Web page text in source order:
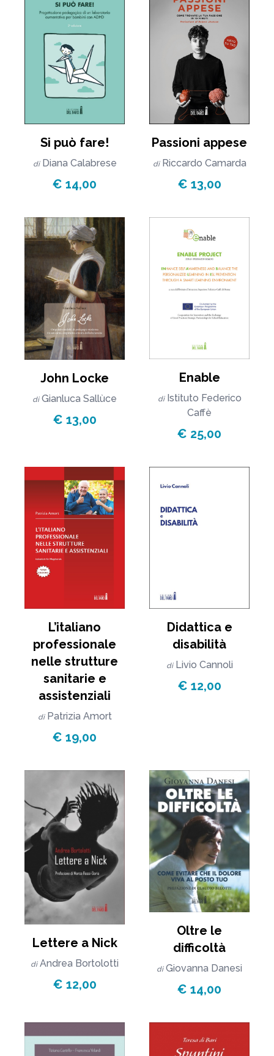
Si può fare!
di Diana Calabrese
€ 14,00
Passioni appese
di Riccardo Camarda
€ 13,00
John Locke
di Gianluca Sallùce
€ 13,00
Enable
di Istituto Federico
Caffè
€ 25,00
L’italiano
professionale
nelle strutture
sanitarie e
assistenziali
di Patrizia Amort
€ 19,00
Didattica e
disabilità
di Livio Cannoli
€ 12,00
Lettere a Nick
di Andrea Bortolotti
€ 12,00
Oltre le
difficoltà
di Giovanna Danesi
€ 14,00